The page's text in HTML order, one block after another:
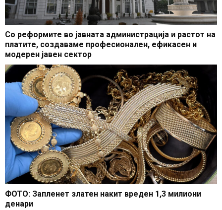
Со реформите во јавната администрација и растот на
платите, создаваме професионален, ефикасен и
модерен јавен сектор
ФОТО: Запленет златен накит вреден 1,3 милиони
денари